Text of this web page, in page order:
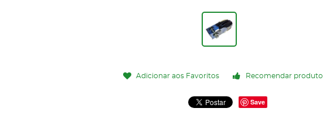
Adicionar aos Favoritos Recomendar produto
Save